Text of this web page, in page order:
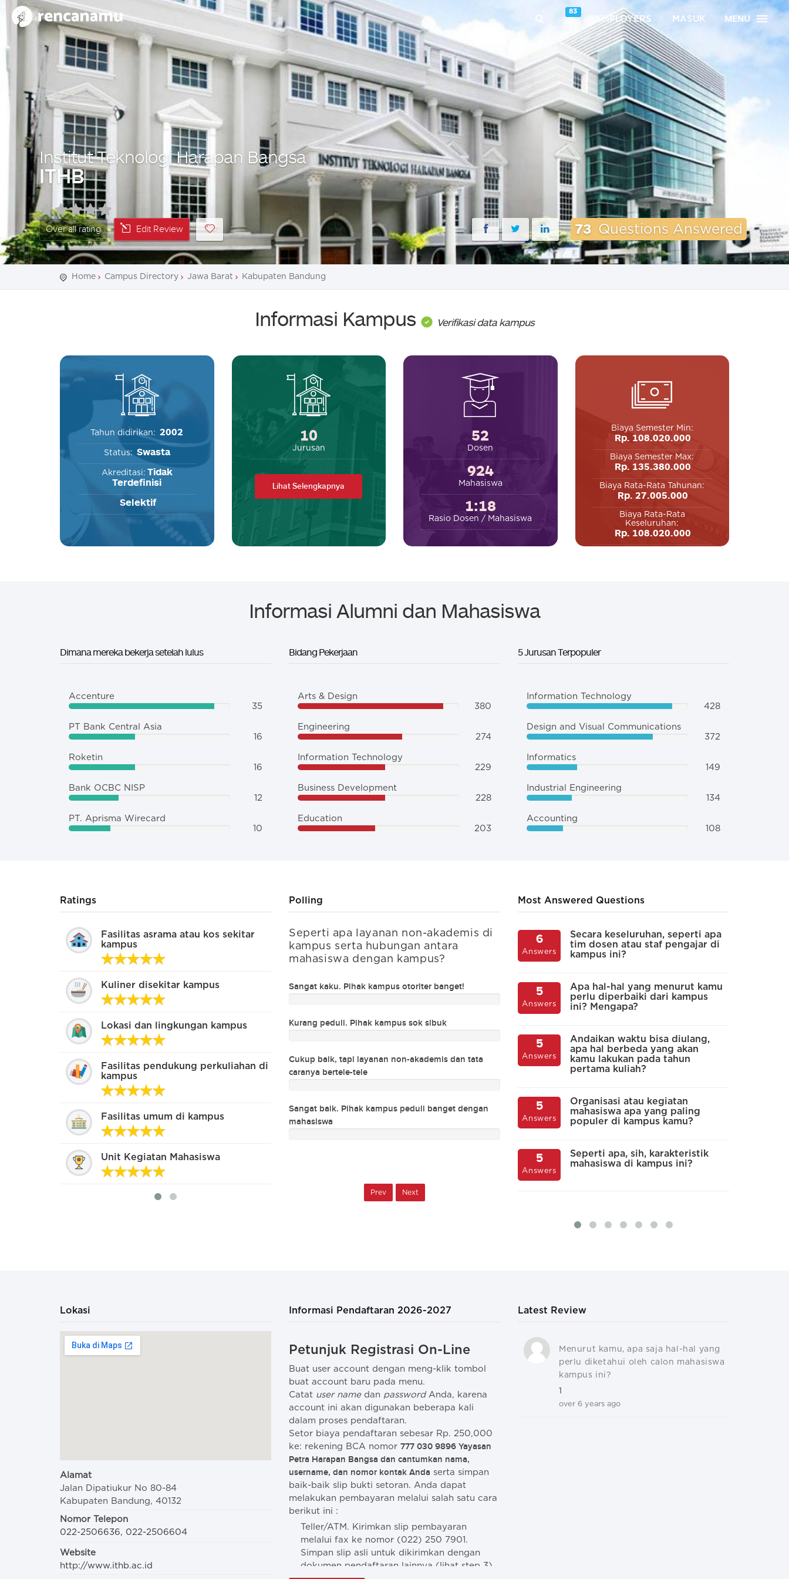
83
EMPLOYERS MASUK MENU
Institut Teknologi Harapan Bangsa
ITHB
Over all rating Edit Review 73 Questions Answered
Home Campus Directory Jawa Barat Kabupaten Bandung
Informasi Kampus Verifikasi data kampus
Tahun didirikan: 2002
Status: Swasta
Akreditasi: Tidak
Terdefinisi
Selektif
10
Jurusan
Lihat Selengkapnya
52
Dosen
924
Mahasiswa
1:18
Rasio Dosen / Mahasiswa
Biaya Semester Min:
Rp. 108.020.000
Biaya Semester Max:
Rp. 135.380.000
Biaya Rata-Rata Tahunan:
Rp. 27.005.000
Biaya Rata-Rata
Keseluruhan:
Rp. 108.020.000
Informasi Alumni dan Mahasiswa
Dimana mereka bekerja setelah lulus
Accenture
35
PT Bank Central Asia
16
Roketin
16
Bank OCBC NISP
12
PT. Aprisma Wirecard
10
Bidang Pekerjaan
Arts & Design
380
Engineering
274
Information Technology
229
Business Development
228
Education
203
5 Jurusan Terpopuler
Information Technology
428
Design and Visual Communications
372
Informatics
149
Industrial Engineering
134
Accounting
108
Ratings
Fasilitas asrama atau kos sekitar
kampus
Kuliner disekitar kampus
Lokasi dan lingkungan kampus
Fasilitas pendukung perkuliahan di
kampus
Fasilitas umum di kampus
Unit Kegiatan Mahasiswa
Kegiatan sosial mahasiswa
Kualitas pengajar
karir
Polling
Seperti apa layanan non-akademis di
kampus serta hubungan antara
mahasiswa dengan kampus?
Sangat kaku. Pihak kampus otoriter banget!
Kurang peduli. Pihak kampus sok sibuk
Cukup baik, tapi layanan non-akademis dan tata
caranya bertele-tele
Sangat baik. Pihak kampus peduli banget dengan
mahasiswa
Seperti apa layanan non-akademis di
kampus serta hubungan antara
mahasiswa dengan kampus?
Sangat kaku. Pihak kampus otoriter banget!
Kurang peduli. Pihak kampus sok sibuk
Cukup baik, tapi layanan non-akademis dan tata
caranya bertele-tele
Sangat baik. Pihak kampus peduli banget dengan
mahasiswa
Seperti apa layanan non-akademis di
kampus serta hubungan antara
mahasiswa dengan kampus?
Sangat kaku. Pihak kampus otoriter banget!
Cukup baik, tapi layanan non-akademis dan tata
caranya bertele-tele
Sangat baik. Pihak kampus peduli banget dengan
mahasiswa
Apakah
beasiswa
Prev Next
Most Answered Questions
6
Answers
Secara keseluruhan, seperti apa
tim dosen atau staf pengajar di
kampus ini?
5
Answers
Apa hal-hal yang menurut kamu
perlu diperbaiki dari kampus
ini? Mengapa?
5
Answers
Andaikan waktu bisa diulang,
apa hal berbeda yang akan
kamu lakukan pada tahun
pertama kuliah?
5
Answers
Organisasi atau kegiatan
mahasiswa apa yang paling
populer di kampus kamu?
5
Answers
Seperti apa, sih, karakteristik
mahasiswa di kampus ini?
Lokasi
Alamat
Jalan Dipatiukur No 80-84
Kabupaten Bandung, 40132
Nomor Telepon
022-2506636, 022-2506604
Website
http://www.ithb.ac.id
Informasi Pendaftaran 2026-2027
Petunjuk Registrasi On-Line
Buat user account dengan meng-klik tombol
buat account baru pada menu.
Catat user namedan passwordAnda, karena
account ini akan digunakan beberapa kali
dalam proses pendaftaran.
Setor biaya pendaftaran sebesar Rp. 250,000
ke: rekening BCA nomor 777 030 9896 Yayasan
Petra Harapan Bangsa dan cantumkan nama,
username, dan nomor kontak Anda serta simpan
baik-baik slip bukti setoran. Anda dapat
melakukan pembayaran melalui salah satu cara
berikut ini :
Teller/ATM. Kirimkan slip pembayaran
melalui fax ke nomor (022) 250 7901.
Simpan slip asli untuk dikirimkan dengan
dokumen pendaftaran lainnya (lihat step 3)
Latest Review
Menurut kamu, apa saja hal-hal yang
perlu diketahui oleh calon mahasiswa
kampus ini?
1
over 6 years ago